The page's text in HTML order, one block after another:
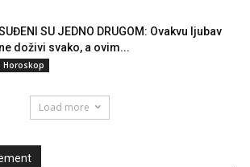
SU JEDNO DRUGOM: Ovakvu ljubav
ne doživi svako, a ovim...
Horoskop
Load more